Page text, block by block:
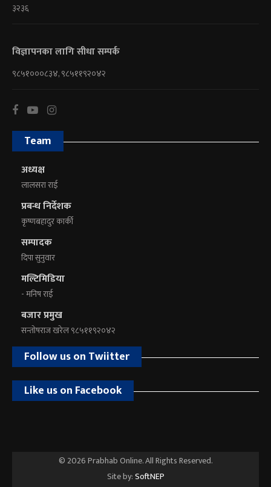
३२३६
विज्ञापनका लागि सीधा सम्पर्क
९८५१०००८३४, ९८५११९२०४२
Team
अध्यक्ष
लालसरा राई
प्रबन्ध निर्देशक
कृष्णबहादुर कार्की
सम्पादक
दिपा सुनुवार
मल्टिमिडिया
- मनिष राई
बजार प्रमुख
सन्तोषराज खरेल ९८५११९२०४२
Follow us on Twiitter
Like us on Facebook
© 2026 Prabhab Online. All Rights Reserved.
Site by:SoftNEP